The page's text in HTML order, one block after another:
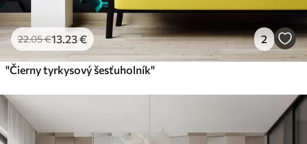
81 .00€/m²
22.05€13 .23€ 2
"Čierny tyrkysový šesťuholník"